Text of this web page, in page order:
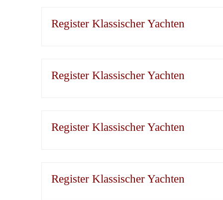
Register Klassischer Yachten
Register Klassischer Yachten
Register Klassischer Yachten
Register Klassischer Yachten